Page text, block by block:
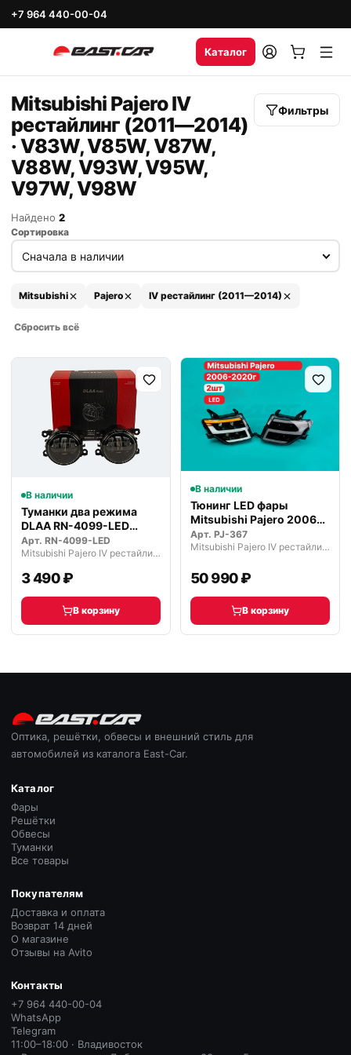
+7 964 440-00-04
Каталог
Mitsubishi Pajero IV
рестайлинг (2011—2014)
· V83W, V85W, V87W,
V88W, V93W, V95W,
V97W, V98W
Фильтры
Найдено 2
Сортировка
Mitsubishi Pajero IV рестайлинг (2011—2014)
Сбросить всё
В наличии
Туманки два режима
DLAA RN-4099-LED
светодиодные
Арт. RN-4099-LED
Mitsubishi Pajero IV рестайлинг (2011—2014)
3 490 ₽
В корзину
В наличии
Тюнинг LED фары
Mitsubishi Pajero 2006-
2020 г.
Арт. PJ-367
Mitsubishi Pajero IV рестайлинг (2011—2014)
50 990 ₽
В корзину
Оптика, решётки, обвесы и внешний стиль для
автомобилей из каталога East-Car.
Каталог
Фары
Решётки
Обвесы
Туманки
Все товары
Покупателям
Доставка и оплата
Возврат 14 дней
О магазине
Отзывы на Avito
Контакты
+7 964 440-00-04
WhatsApp
Telegram
11:00–18:00 · Владивосток